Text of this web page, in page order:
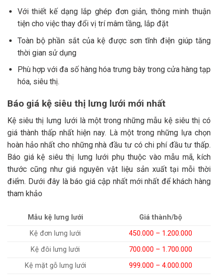
Với thiết kế dạng lắp ghép đơn giản, thông minh thuận
tiện cho việc thay đổi vị trí mâm tầng, lắp đặt
Toàn bộ phần sắt của kệ được sơn tĩnh điện giúp tăng
thời gian sử dụng
Phù hợp với đa số hàng hóa trưng bày trong cửa hàng tạp
hóa, siêu thị.
Báo giá kệ siêu thị lưng lưới mới nhất
Kệ siêu thị lưng lưới là một trong những mẫu kệ siêu thị có
giá thành thấp nhất hiện nay. Là một trong những lựa chọn
hoàn hảo nhất cho những nhà đầu tư có chi phí đầu tư thấp.
Báo giá kệ siêu thị lưng lưới phụ thuộc vào mẫu mã, kích
thước cũng như giá nguyên vật liệu sản xuất tại mỗi thời
điểm. Dưới đây là báo giá cập nhất mới nhất để khách hàng
tham khảo
Mẫu kệ lưng lưới
Giá thành/bộ
Kệ đơn lưng lưới
450.000 – 1.200.000
Kệ đôi lưng lưới
700.000 – 1.700.000
Kệ mặt gỗ lưng lưới
999.000 – 4.000.000